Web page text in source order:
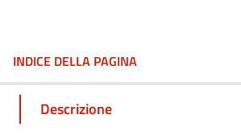
INDICE DELLA PAGINA
Descrizione